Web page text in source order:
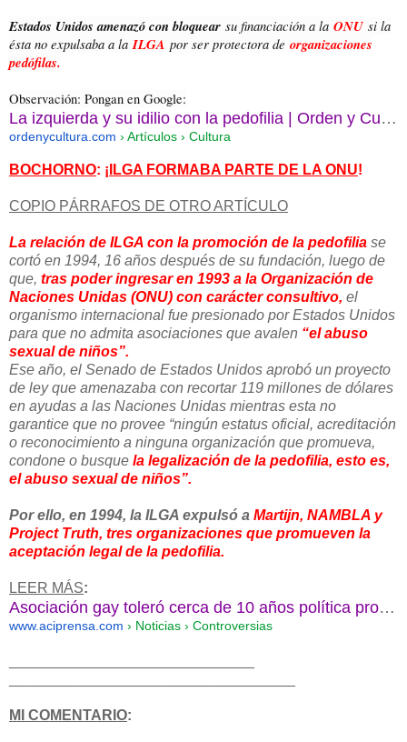
Estados Unidos amenazó con bloquear su financiación a la ONU si la
ésta no expulsaba a la ILGA por ser protectora de organizaciones
pedófilas.
Observación: Pongan en Google:
La izquierda y su idilio con la pedofilia | Orden y Cultura
ordenycultura.com › Artículos › Cultura
BOCHORNO: ¡ ILGA FORMABA PARTE DE LA ONU!
COPIO PÁRRAFOS DE OTRO ARTÍCULO
La relación de ILGA con la promoción de la pedofilia se
cortó en 1994, 16 años después de su fundación, luego de
que, tras poder ingresar en 1993 a la Organización de
Naciones Unidas (ONU) con carácter consultivo, el
organismo internacional fue presionado por Estados Unidos
para que no admita asociaciones que avalen “el abuso
sexual de niños”.
Ese año, el Senado de Estados Unidos aprobó un proyecto
de ley que amenazaba con recortar 119 millones de dólares
en ayudas a las Naciones Unidas mientras esta no
garantice que no provee “ningún estatus oficial, acreditación
o reconocimiento a ninguna organización que promueva,
condone o busque la legalización de la pedofilia, esto es,
el abuso sexual de niños”.
Por ello, en 1994, la ILGA expulsó a Martijn, NAMBLA y
Project Truth, tres organizaciones que promueven la
aceptación legal de la pedofilia.
LEER MÁS:
Asociación gay toleró cerca de 10 años política pro pedofilia
www.aciprensa.com › Noticias › Controversias
MI COMENTARIO: